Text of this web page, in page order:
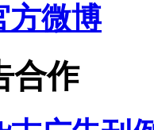
方微博
合作